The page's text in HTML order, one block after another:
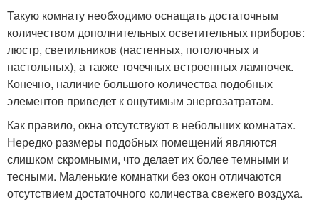
Такую комнату необходимо оснащать достаточным
количеством дополнительных осветительных приборов:
люстр, светильников (настенных, потолочных и
настольных), а также точечных встроенных лампочек.
Конечно, наличие большого количества подобных
элементов приведет к ощутимым энергозатратам.
Как правило, окна отсутствуют в небольших комнатах.
Нередко размеры подобных помещений являются
слишком скромными, что делает их более темными и
тесными. Маленькие комнатки без окон отличаются
отсутствием достаточного количества свежего воздуха.